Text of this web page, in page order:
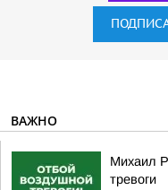
ВАЖНО
Михаил
тревоги